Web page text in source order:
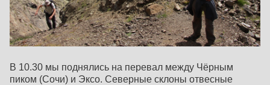
В 10.30 мы поднялись на перевал между Чёрным
пиком (Сочи) и Эксо. Северные склоны отвесные